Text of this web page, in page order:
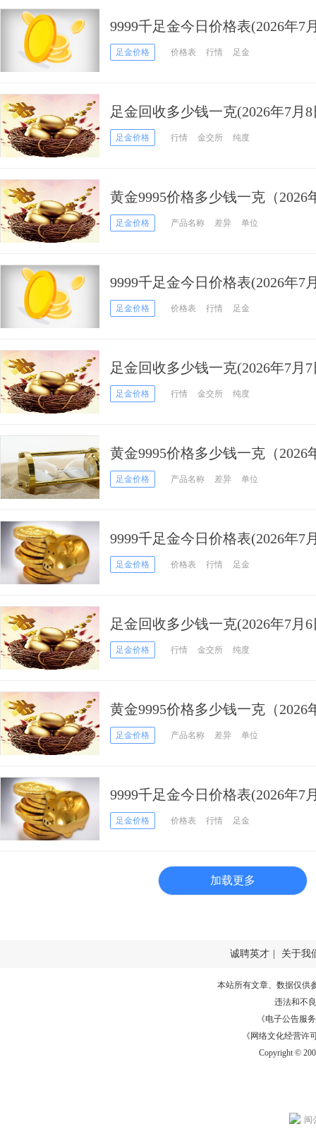
9999千足金今日价格表(2026年7
足金价格 价格表 行情 足金
足金回收多少钱一克(2026年7月
足金价格 行情 金交所 纯度
黄金9995价格多少钱一克（2026
足金价格 产品名称 差异 单位
9999千足金今日价格表(2026年7
足金价格 价格表 行情 足金
足金回收多少钱一克(2026年7月
足金价格 行情 金交所 纯度
黄金9995价格多少钱一克（2026
足金价格 产品名称 差异 单位
9999千足金今日价格表(2026年7
足金价格 价格表 行情 足金
足金回收多少钱一克(2026年7月
足金价格 行情 金交所 纯度
黄金9995价格多少钱一克（2026
足金价格 产品名称 差异 单位
9999千足金今日价格表(2026年7
足金价格 价格表 行情 足金
加载更多
诚聘英才 关于我
本站所有文章、数据仅供
违法和不
《电子公告服务
《网络文化经营许
Copyright ©
闽